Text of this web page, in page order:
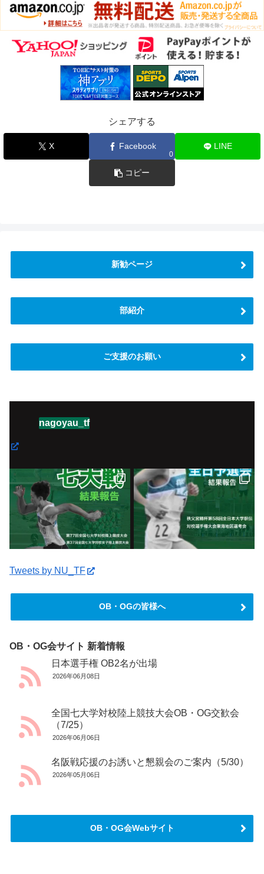
シェアする
X Facebook
0
LINE
コピー
新勧ページ
部紹介
ご支援のお願い
nagoyau_tf
Tweets by NU_TF
OB・OGの皆様へ
OB・OG会サイト 新着情報
日本選手権 OB2名が出場
2026年06月08日
全国七大学対校陸上競技大会OB・OG交歓会
（7/25）
2026年06月06日
名阪戦応援のお誘いと懇親会のご案内（5/30）
2026年05月06日
OB・OG会Webサイト